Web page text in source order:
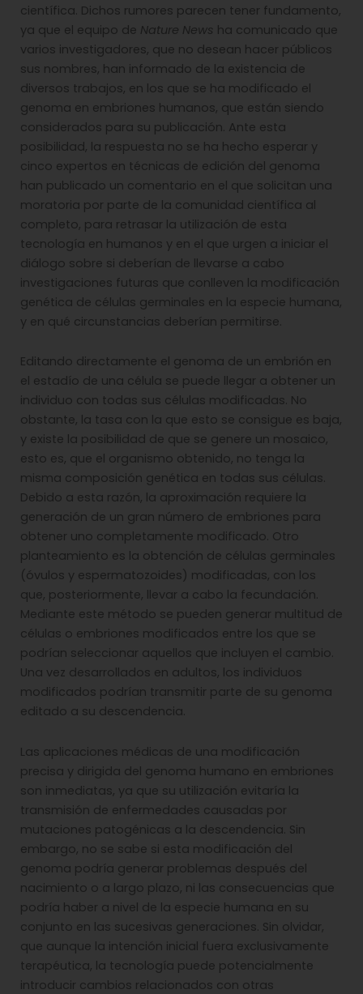
científica. Dichos rumores parecen tener fundamento,
ya que el equipo de Nature News ha comunicado que
varios investigadores, que no desean hacer públicos
sus nombres, han informado de la existencia de
diversos trabajos, en los que se ha modificado el
genoma en embriones humanos, que están siendo
considerados para su publicación. Ante esta
posibilidad, la respuesta no se ha hecho esperar y
cinco expertos en técnicas de edición del genoma
han publicado un comentario en el que solicitan una
moratoria por parte de la comunidad científica al
completo, para retrasar la utilización de esta
tecnología en humanos y en el que urgen a iniciar el
diálogo sobre si deberían de llevarse a cabo
investigaciones futuras que conlleven la modificación
genética de células germinales en la especie humana,
y en qué circunstancias deberían permitirse.
Editando directamente el genoma de un embrión en
el estadío de una célula se puede llegar a obtener un
individuo con todas sus células modificadas. No
obstante, la tasa con la que esto se consigue es baja,
y existe la posibilidad de que se genere un mosaico,
esto es, que el organismo obtenido, no tenga la
misma composición genética en todas sus células.
Debido a esta razón, la aproximación requiere la
generación de un gran número de embriones para
obtener uno completamente modificado. Otro
planteamiento es la obtención de células germinales
(óvulos y espermatozoides) modificadas, con los
que, posteriormente, llevar a cabo la fecundación.
Mediante este método se pueden generar multitud de
células o embriones modificados entre los que se
podrían seleccionar aquellos que incluyen el cambio.
Una vez desarrollados en adultos, los individuos
modificados podrían transmitir parte de su genoma
editado a su descendencia.
Las aplicaciones médicas de una modificación
precisa y dirigida del genoma humano en embriones
son inmediatas, ya que su utilización evitaría la
transmisión de enfermedades causadas por
mutaciones patogénicas a la descendencia. Sin
embargo, no se sabe si esta modificación del
genoma podría generar problemas después del
nacimiento o a largo plazo, ni las consecuencias que
podría haber a nivel de la especie humana en su
conjunto en las sucesivas generaciones. Sin olvidar,
que aunque la intención inicial fuera exclusivamente
terapéutica, la tecnología puede potencialmente
introducir cambios relacionados con otras